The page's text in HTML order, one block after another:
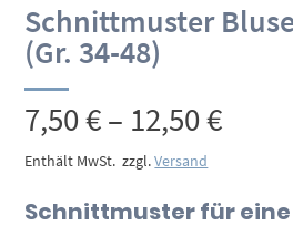
Schnittmuster
(Gr. 34-48)
7,50€– 12,50€
bis
Enthält MwSt. zzgl.Versand
Schnittmuster für eine